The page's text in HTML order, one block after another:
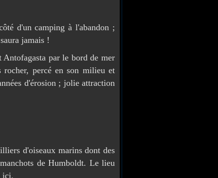
d'un camping à l'abandon ;
jamais !
par le bord de mer
percé en son milieu et
d'érosion ; jolie attraction
d'oiseaux marins dont des
de Humboldt. Le lieu
ici.